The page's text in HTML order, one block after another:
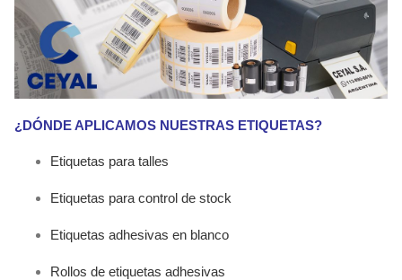
¿DÓNDE APLICAMOS NUESTRAS ETIQUETAS?
Etiquetas para talles
Etiquetas para control de stock
Etiquetas adhesivas en blanco
Rollos de etiquetas adhesivas